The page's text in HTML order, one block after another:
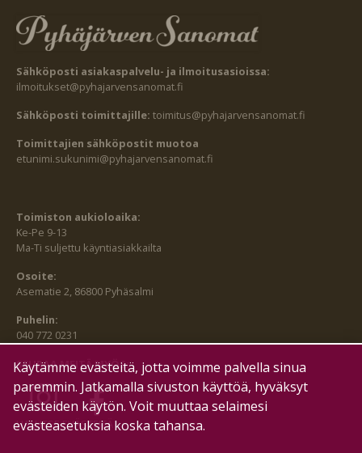
Sähköposti asiakaspalvelu- ja ilmoitusasioissa:
ilmoitukset@pyhajarvensanomat.fi
Sähköposti toimittajille: toimitus@pyhajarvensanomat.fi
Toimittajien sähköpostit muotoa
etunimi.sukunimi@pyhajarvensanomat.fi
Toimiston aukioloaika:
Ke-Pe 9-13
Ma-Ti suljettu käyntiasiakkailta
Osoite:
Asematie 2, 86800 Pyhäsalmi
Puhelin:
040 772 0231
SEURAA MEITÄ MYÖS:
HALLITSE EVÄSTEITÄ
Käytämme evästeitä, jotta voimme palvella sinua
paremmin. Jatkamalla sivuston käyttöä, hyväksyt
evästeiden käytön. Voit muuttaa selaimesi
evästeasetuksia koska tahansa.